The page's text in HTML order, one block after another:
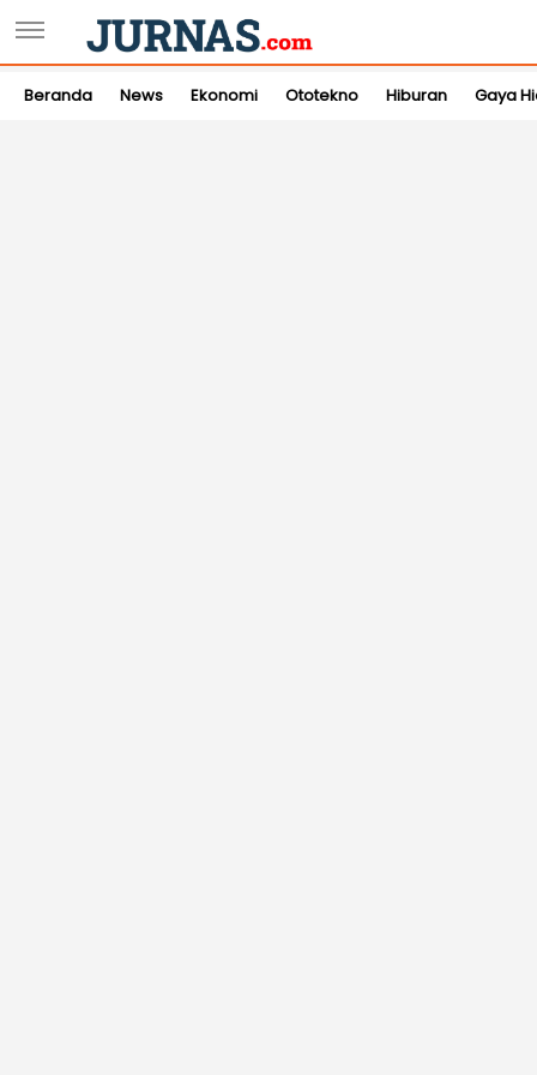
Beranda News Ekonomi Ototekno Hiburan Gaya